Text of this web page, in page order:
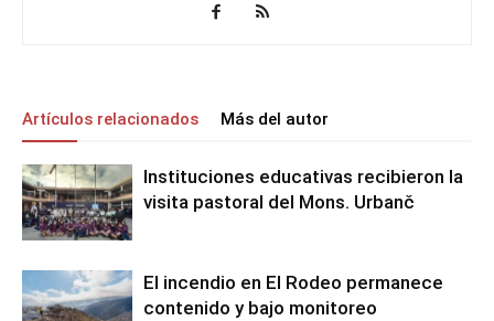
Artículos relacionados Más del autor
Instituciones educativas recibieron la
visita pastoral del Mons. Urbanč
El incendio en El Rodeo permanece
contenido y bajo monitoreo